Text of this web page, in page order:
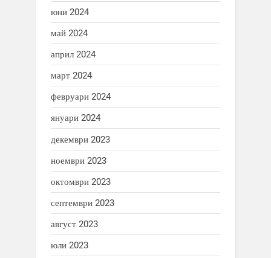
юни 2024
май 2024
април 2024
март 2024
февруари 2024
януари 2024
декември 2023
ноември 2023
октомври 2023
септември 2023
август 2023
юли 2023